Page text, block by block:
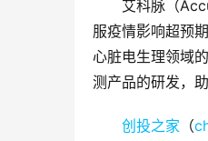
艾科脉（
服疫情影响超预
心脏电生理领域
测产品的研发，
创投之家 （